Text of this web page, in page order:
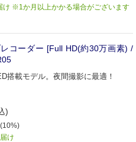
け ※1か月以上かかる場合がございます
コーダー [Full HD(約30万画素) /
搭載モデル。夜間撮影に最適！
)
け